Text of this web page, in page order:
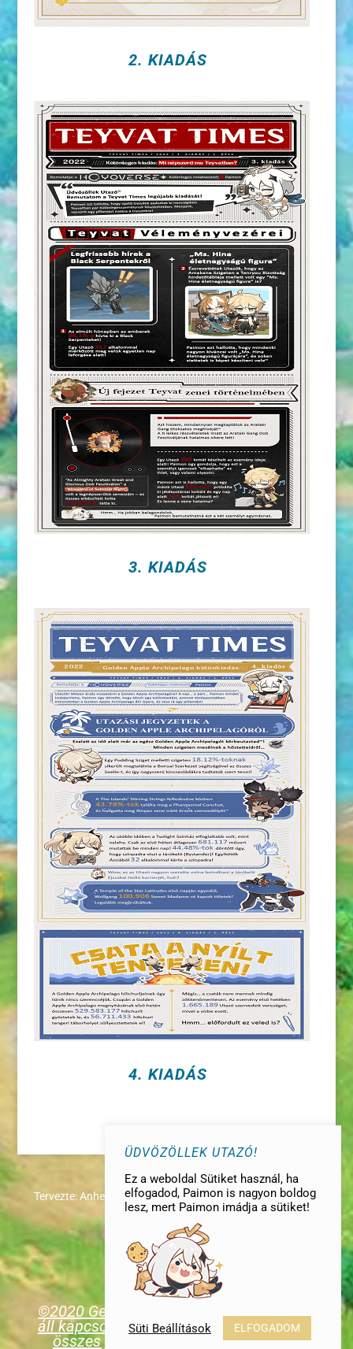
2. KIADÁS
3. KIADÁS
4. KIADÁS
Tervezte:AnheL
©2020 GenshinImpact.hu | Az oldal nem
áll kapcsolatban a fejlesztő céggel és az
összes jogvédett tartalom a MiHoYo
ÜDVÖZÖLLEK UTAZÓ!
Ez a weboldal Sütiket használ, ha
elfogadod, Paimon is nagyon boldog
lesz, mert Paimon imádja a sütiket!
Süti Beállítások ELFOGADOM